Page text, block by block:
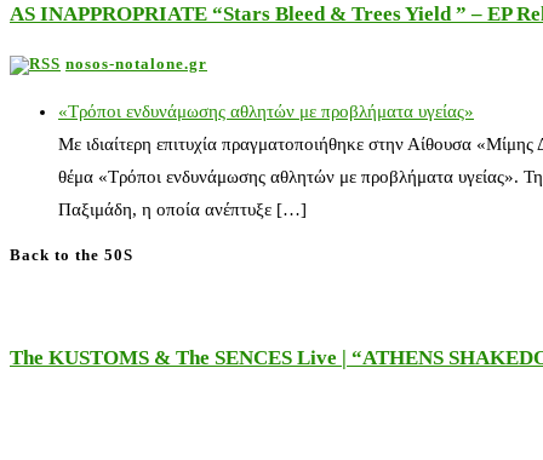
AS INAPPROPRIATE “Stars Bleed & Trees Yield ” – EP
nosos-notalone.gr
«Τρόποι ενδυνάμωσης αθλητών με προβλήματα υγείας»
Με ιδιαίτερη επιτυχία πραγματοποιήθηκε στην Αίθουσα
θέμα «Τρόποι ενδυνάμωσης αθλητών με προβλήματα υγείας».
Παξιμάδη, η οποία ανέπτυξε […]
Back to the 50S
The KUSTOMS & The SENCES Live | “ATHENS